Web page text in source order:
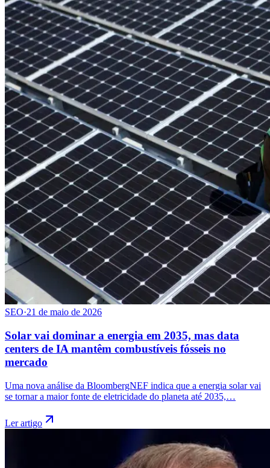
SEO·21 de maio de 2026
Solar vai dominar a energia em 2035, mas data
centers de IA mantêm combustíveis fósseis no
mercado
Uma nova análise da BloombergNEF indica que a energia solar vai
se tornar a maior fonte de eletricidade do planeta até 2035,…
Ler artigo